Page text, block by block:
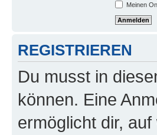
Meinen
REGISTRIEREN
Du musst in
können. Eine
ermöglicht dir,